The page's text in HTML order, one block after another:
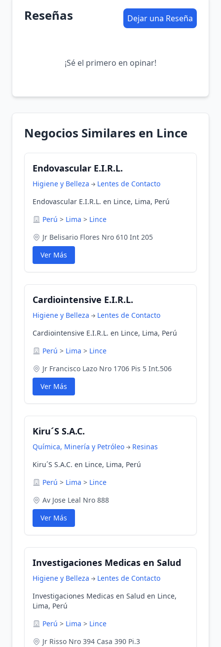
Reseñas Dejar una Reseña
¡Sé el primero en opinar!
Negocios Similares en Lince
Endovascular E.I.R.L.
Higiene y Belleza
Lentes de Contacto
Endovascular E.I.R.L. en Lince, Lima, Perú
Perú > Lima > Lince
Jr Belisario Flores Nro 610 Int 205
Ver Más
Cardiointensive E.I.R.L.
Higiene y Belleza
Lentes de Contacto
Cardiointensive E.I.R.L. en Lince, Lima, Perú
Perú > Lima > Lince
Jr Francisco Lazo Nro 1706 Pis 5 Int.506
Ver Más
Kiru´S S.A.C.
Química, Minería y Petróleo
Resinas
Kiru´S S.A.C. en Lince, Lima, Perú
Perú > Lima > Lince
Av Jose Leal Nro 888
Ver Más
Investigaciones Medicas en Salud
Higiene y Belleza
Lentes de Contacto
Investigaciones Medicas en Salud en Lince,
Lima, Perú
Perú > Lima > Lince
Jr Risso Nro 394 Casa 390 Pi.3